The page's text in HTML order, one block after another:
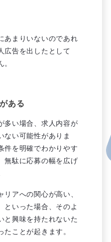
あまりいないのであれ
広告を出したとして
ある
多い場合、求人内容が
ない可能性がありま
件を明確でわかりやす
無駄に応募の幅を広げ
リアへの関心が高い、
といった場合、そのよ
と興味を持たれないた
ことが起きます。